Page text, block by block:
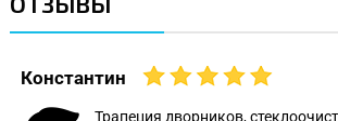
Константин
Трапеция дворников,